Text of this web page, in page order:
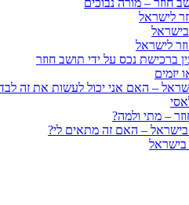
חוזר – מורה נבוכים
לישראל
בישראל
לישראל
ברכישת נכס על ידי תושב חוזר
יזמים
– האם אני יכול לעשות את זה
– מתי ולמה?
– האם זה מתאים לי?
בישראל